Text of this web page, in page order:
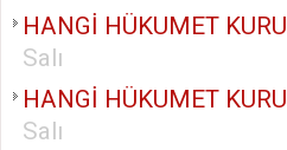
HANGİ HÜKUMET
Salı
HANGİ HÜKUMET
Salı